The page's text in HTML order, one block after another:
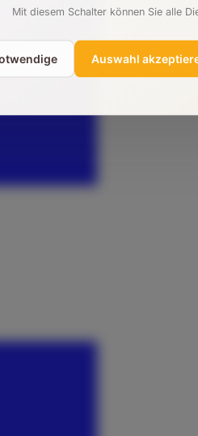
Mit diesem Schalter können Sie alle
Auswahl